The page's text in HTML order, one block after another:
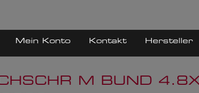
Mein Konto Kontakt Hersteller
M BUND